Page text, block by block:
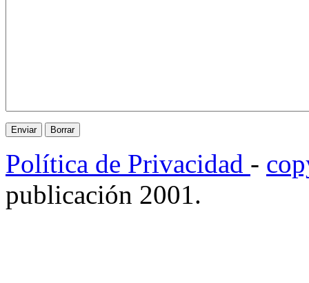
Política de Privacidad -
publicación 2001.